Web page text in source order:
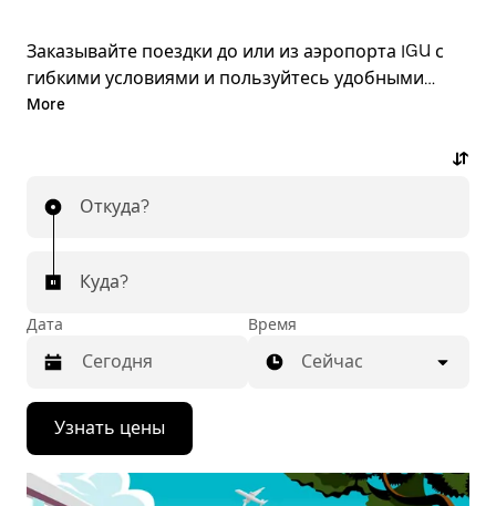
Заказывайте поездки до или из аэропорта IGU с
гибкими условиями и пользуйтесь удобными
функциями приложения Uber. Забронируйте
момент по выгодной цене через приложение или
из аэропорта — это просто!
More
Откуда?
Куда?
Дата
Нажмите
стрелку
вниз,
чтобы
перейти
Время
Сейчас
Узнать цены